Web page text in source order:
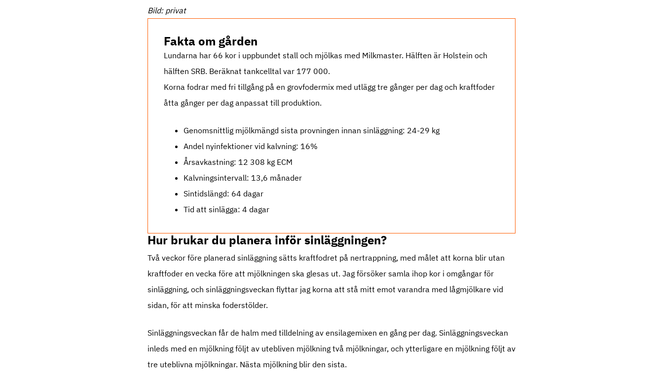
Bild: privat
Fakta om gården
Lundarna har 66 kor i uppbundet stall och mjölkas med Milkmaster. Hälften är Holstein och
hälften SRB. Beräknat tankcelltal var 177 000.
Korna fodrar med fri tillgång på en grovfodermix med utlägg tre gånger per dag och kraftfoder
åtta gånger per dag anpassat till produktion.
Genomsnittlig mjölkmängd sista provningen innan sinläggning: 24-29 kg
Andel nyinfektioner vid kalvning: 16%
Årsavkastning: 12 308 kg ECM
Kalvningsintervall: 13,6 månader
Sintidslängd: 64 dagar
Tid att sinlägga: 4 dagar
Hur brukar du planera inför sinläggningen?
Två veckor före planerad sinläggning sätts kraftfodret på nertrappning, med målet att korna blir utan
kraftfoder en vecka före att mjölkningen ska glesas ut. Jag försöker samla ihop kor i omgångar för
sinläggning, och sinläggningsveckan flyttar jag korna att stå mitt emot varandra med lågmjölkare vid
sidan, för att minska foderstölder.
Sinläggningsveckan får de halm med tilldelning av ensilagemixen en gång per dag. Sinläggningsveckan
inleds med en mjölkning följt av utebliven mjölkning två mjölkningar, och ytterligare en mjölkning följt av
tre uteblivna mjölkningar. Nästa mjölkning blir den sista.